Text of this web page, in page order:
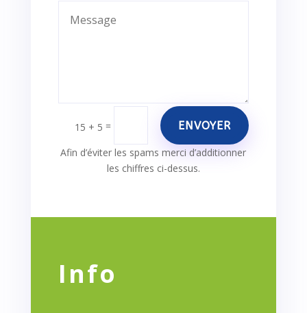
15 + 5 = ENVOYER
Afin d’éviter les spams merci d’additionner
les chiffres ci-dessus.
Info